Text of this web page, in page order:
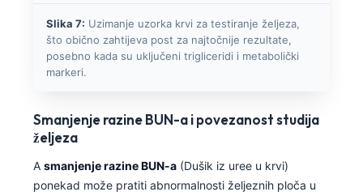
Slika 7: Uzimanje uzorka krvi za testiranje željeza,
što obično zahtijeva post za najtočnije rezultate,
posebno kada su uključeni trigliceridi i metabolički
markeri.
Smanjenje razine BUN-a i povezanost studija
željeza
A smanjenje razine BUN-a (Dušik iz uree u krvi)
ponekad može pratiti abnormalnosti željeznih ploča u
Azərbaycan dili
Eesti
日本語
ქართული
Русский
Lietuvių kalba